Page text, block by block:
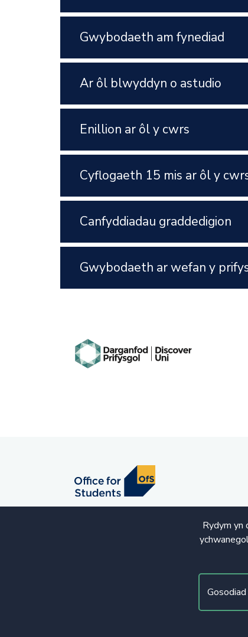
Gwybodaeth am fynediad
Ar ôl blwyddyn o astudio
Enillion ar ôl y cwrs
Cyflogaeth 15 mis ar ôl y
Canfyddiadau graddedigion
Gwybodaeth ar wefan y
Rydym yn
© Hawlfraint 2020. Cedwir Pob Hawl